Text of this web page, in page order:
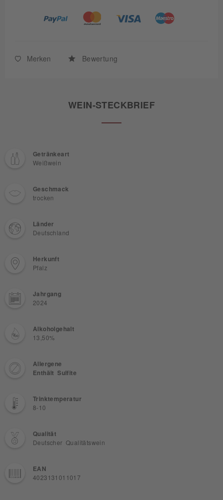
Merken Bewertung
WEIN-STECKBRIEF
Getränkeart
Weißwein
Geschmack
trocken
Länder
Deutschland
Herkunft
Pfalz
Jahrgang
2024
Alkoholgehalt
13,50%
Allergene
Enthält Sulfite
Trinktemperatur
8-10
Qualität
Deutscher Qualitätswein
EAN
4023131011017